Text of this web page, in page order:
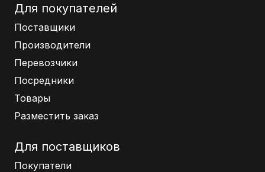
Для покупателей
Поставщики
Производители
Перевозчики
Посредники
Товары
Разместить заказ
Для поставщиков
Покупатели